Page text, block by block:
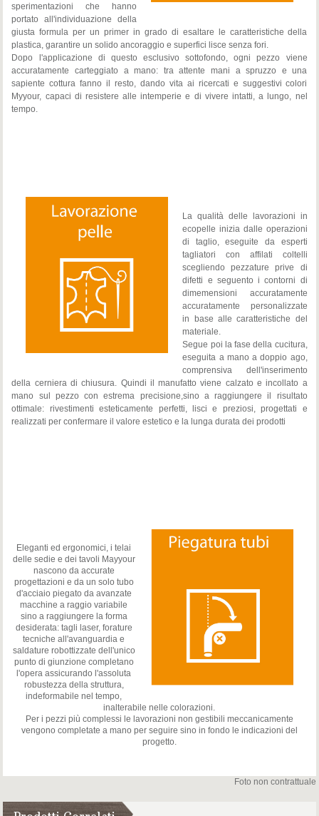
sperimentazioni che hanno
portato all'individuazione della
giusta formula per un primer in grado di esaltare le caratteristiche della
plastica, garantire un solido ancoraggio e superfici lisce senza fori.
Dopo l'applicazione di questo esclusivo sottofondo, ogni pezzo viene
accuratamente carteggiato a mano: tra attente mani a spruzzo e una
sapiente cottura fanno il resto, dando vita ai ricercati e suggestivi colori
Myyour, capaci di resistere alle intemperie e di vivere intatti, a lungo, nel
tempo.
La qualità delle lavorazioni in
ecopelle inizia dalle operazioni
di taglio, eseguite da esperti
tagliatori con affilati coltelli
scegliendo pezzature prive di
difetti e seguento i contorni di
dimemensioni accuratamente
accuratamente personalizzate
in base alle caratteristiche del
materiale.
Segue poi la fase della cucitura,
eseguita a mano a doppio ago,
comprensiva dell'inserimento
della cerniera di chiusura. Quindi il manufatto viene calzato e incollato a
mano sul pezzo con estrema precisione,sino a raggiungere il risultato
ottimale: rivestimenti esteticamente perfetti, lisci e preziosi, progettati e
realizzati per confermare il valore estetico e la lunga durata dei prodotti
Eleganti ed ergonomici, i telai
delle sedie e dei tavoli Mayyour
nascono da accurate
progettazioni e da un solo tubo
d'acciaio piegato da avanzate
macchine a raggio variabile
sino a raggiungere la forma
desiderata: tagli laser, forature
tecniche all'avanguardia e
saldature robottizzate dell'unico
punto di giunzione completano
l'opera assicurando l'assoluta
robustezza della struttura,
indeformabile nel tempo,
inalterabile nelle colorazioni.
Per i pezzi più complessi le lavorazioni non gestibili meccanicamente
vengono completate a mano per seguire sino in fondo le indicazioni del
progetto.
Foto non contrattuale